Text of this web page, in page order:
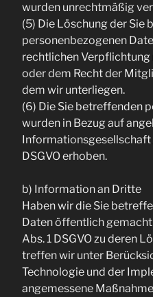
wurden unrechtmäßig
(5) Die Löschung der Sie
personenbezogenen
rechtlichen
oder dem Recht der
dem wir unterliegen.
(6) Die Sie betreffenden
wurden in Bezug auf
Informationsgesellschaft
DSGVO erhoben.
b) Information an Dritte
Haben wir die Sie
Daten öffentlich gemacht
Abs. 1 DSGVO zu deren
treffen wir unter
Technologie und der
angemessene